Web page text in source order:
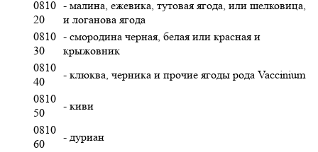
0810
20
- малина, ежевика, тутовая ягода, или шелковица,
и логанова ягода
0810
30
- смородина черная, белая или красная и
крыжовник
0810
40
- клюква, черника и прочие ягоды рода Vaccinium
0810
50
- киви
0810
60
- дуриан